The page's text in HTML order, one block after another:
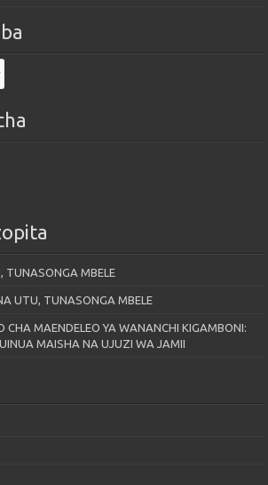
TUNASONGA MBELE
UTU, TUNASONGA MBELE
CHA MAENDELEO YA WANANCHI KIGAMBONI:
MAISHA NA UJUZI WA JAMII